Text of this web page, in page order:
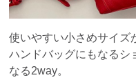
使いやすい小さめサイズ
ハンドバッグにもなるシ
なる2way。